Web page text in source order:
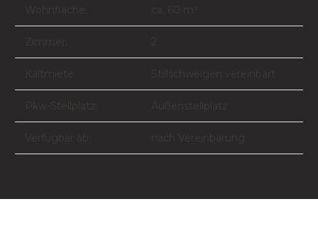
Wohnfläche: ca. 60 m²
Zimmer: 2
Kaltmiete: Stillschweigen vereinbart
Pkw-Stellplatz: Außenstellplatz
Verfügbar ab: nach Vereinbarung